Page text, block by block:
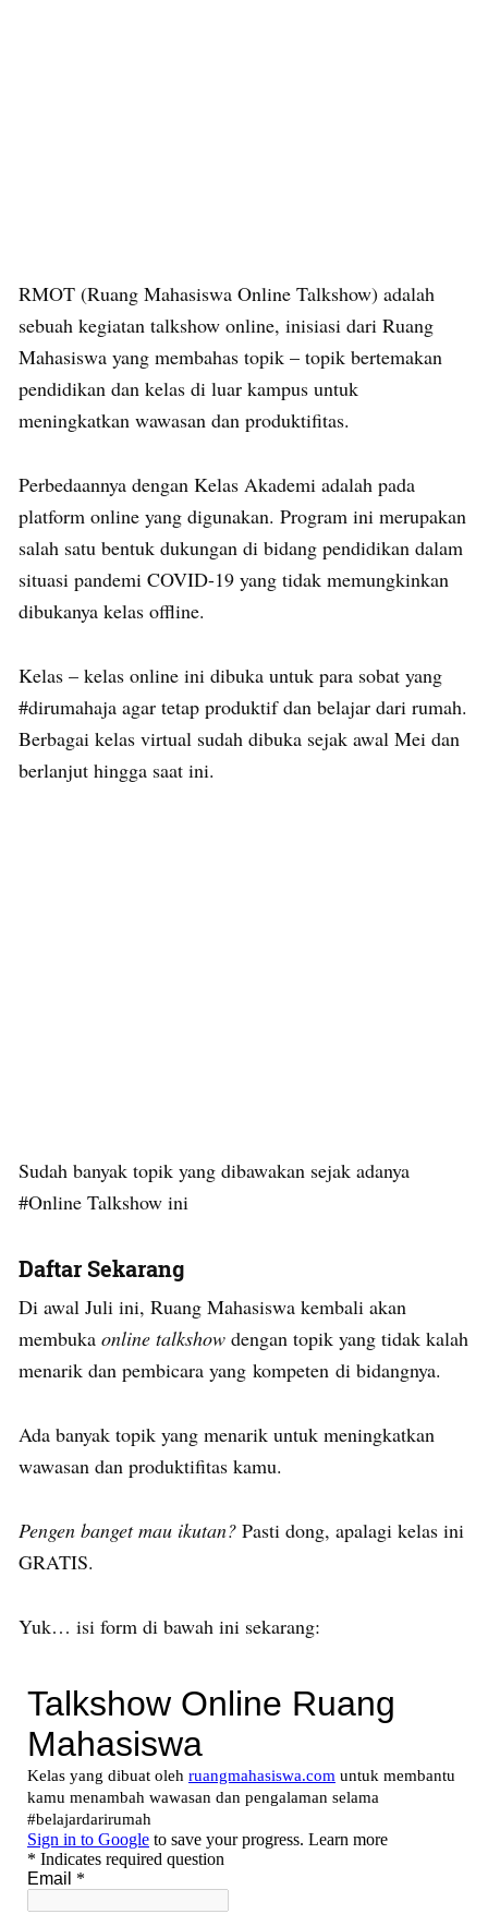
RMOT (Ruang Mahasiswa Online Talkshow) adalah
sebuah kegiatan talkshow online, inisiasi dari Ruang
Mahasiswa yang membahas topik – topik bertemakan
pendidikan dan kelas di luar kampus untuk
meningkatkan wawasan dan produktifitas.
Perbedaannya dengan Kelas Akademi adalah pada
platform online yang digunakan. Program ini merupakan
salah satu bentuk dukungan di bidang pendidikan dalam
situasi pandemi COVID-19 yang tidak memungkinkan
dibukanya kelas offline.
Kelas – kelas online ini dibuka untuk para sobat yang
#dirumahaja agar tetap produktif dan belajar dari rumah.
Berbagai kelas virtual sudah dibuka sejak awal Mei dan
berlanjut hingga saat ini.
Sudah banyak topik yang dibawakan sejak adanya
#Online Talkshow ini
Daftar Sekarang
Di awal Juli ini, Ruang Mahasiswa kembali akan
membuka online talkshow dengan topik yang tidak kalah
menarik dan pembicara yang kompeten di bidangnya.
Ada banyak topik yang menarik untuk meningkatkan
wawasan dan produktifitas kamu.
Pengen banget mau ikutan? Pasti dong, apalagi kelas ini
GRATIS.
Yuk… isi form di bawah ini sekarang: